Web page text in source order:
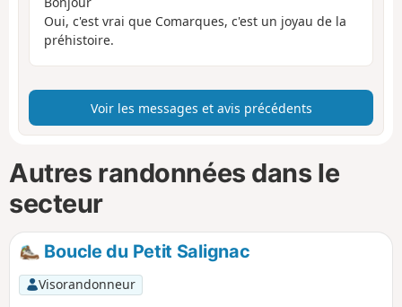
Oui, c'est vrai que Comarques, c'est un joyau de la
préhistoire.
Voir les messages et avis précédents
Autres randonnées dans le
secteur
Boucle du Petit Salignac
Visorandonneur